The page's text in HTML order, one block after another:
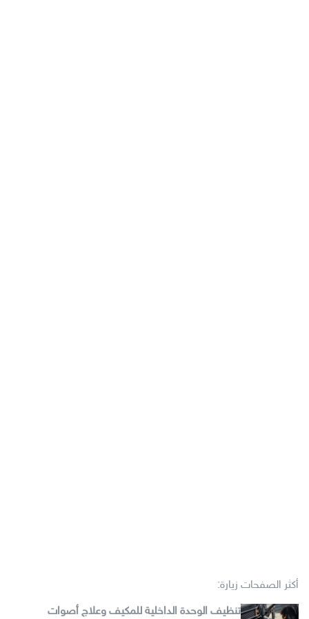
أكثر الصفحات زيارة:
تنظيف الوحدة الداخلية للمكيف وعلاج أصوات